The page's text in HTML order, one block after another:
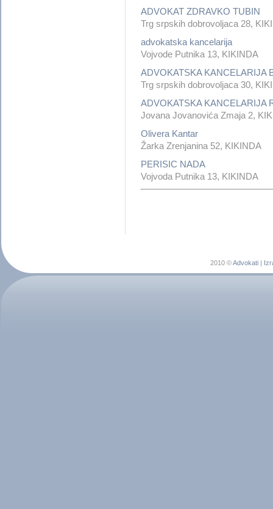
ADVOKAT ZDRAVKO TUBIN
Trg srpskih dobrovoljaca 28,
advokatska kancelarija
Vojvode Putnika 13, KIKINDA
ADVOKATSKA KANCELARIJA
Trg srpskih dobrovoljaca 30,
ADVOKATSKA KANCELARIJA
Jovana Jovanovića Zmaja 2,
Olivera Kantar
Žarka Zrenjanina 52, KIKINDA
PERISIC NADA
Vojvoda Putnika 13, KIKINDA
2010 ©Advokati